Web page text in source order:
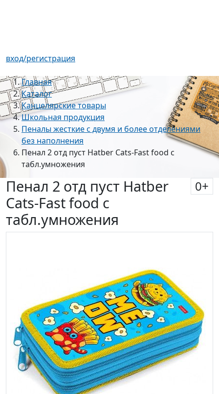
вход/регистрация
Главная
Каталог
Канцелярские товары
Школьная продукция
Пеналы жесткие с двумя и более отделениями
без наполнения
Пенал 2 отд пуст Hatber Cats-Fast food с
табл.умножения
Пенал 2 отд пуст Hatber
Cats-Fast food с
табл.умножения
0+